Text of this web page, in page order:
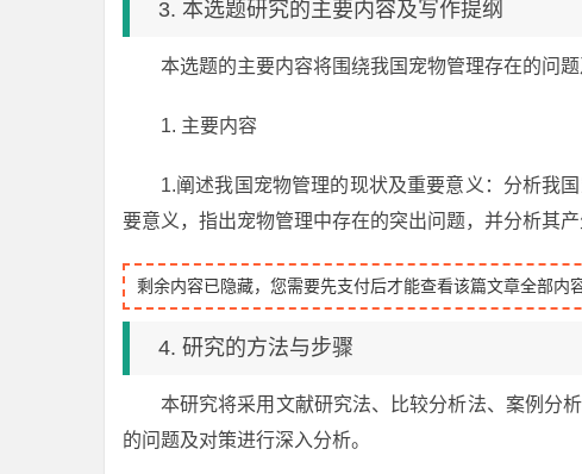
3. 本选题研究的主要内容及写作提纲
本选题的主要内容将围绕我国宠物管理存在的问
1. 主要内容
1.阐述我国宠物管理的现状及重要意义：分析我
要意义，指出宠物管理中存在的突出问题，并分析其产
剩余内容已隐藏，您需要先支付后才能查看该篇文章全部内容
4. 研究的方法与步骤
本研究将采用文献研究法、比较分析法、案例分
的问题及对策进行深入分析。